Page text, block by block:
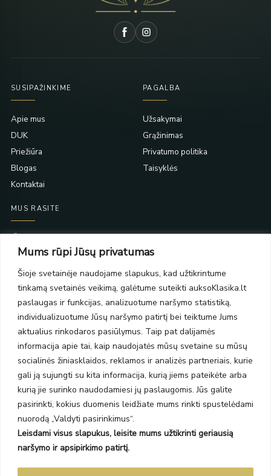
Mums rūpi Jūsų privatumas
Šioje svetainėje naudojame slapukus, kad užtikrintume
tinkamą svetainės veikimą, galėtume suteikti auksoKlasika.lt
paslaugas ir funkcijas, analizuotume naršymo statistiką,
individualizuotume Jūsų naršymo patirtį bei teiktume Jums
aktualius rinkodaros pasiūlymus. Taip pat dalijamės
informacija apie tai, kaip naudojatės mūsų svetaine su mūsų
socialinės žiniasklaidos, reklamos ir analizės partneriais, kurie
gali ją sujungti su kita informacija, kurią jiems pateikėte arba
kurią jie surinko naudodamiesi jų paslaugomis. Jūs galite
pasirinkti, kokius duomenis leidžiate mums rinkti spustelėdami
nuorodą „Valdyti pasirinkimus“.
Leisdami visus slapukus, leisite mums užtikrinti geriausią
naršymo ir apsipirkimo patirtį.
SUSIPAŽINKIME
Apie mus
DUK
Priežiūra
Blogas
Kontaktai
PAGALBA
Užsakymai
Grąžinimas
Privatumo politika
Taisyklės
MUS RASITE
PC Molas, Klaipėda
PC BIG 2, Klaipėda
Šilutės pl. 35
PC Banginis, Klaipėda
NAUJIENLAIŠKIS
Prenumeruokite ir gaukite pasiūlymus, naujienas bei riboto
leidimo kolekcijas.
SIŲSTI